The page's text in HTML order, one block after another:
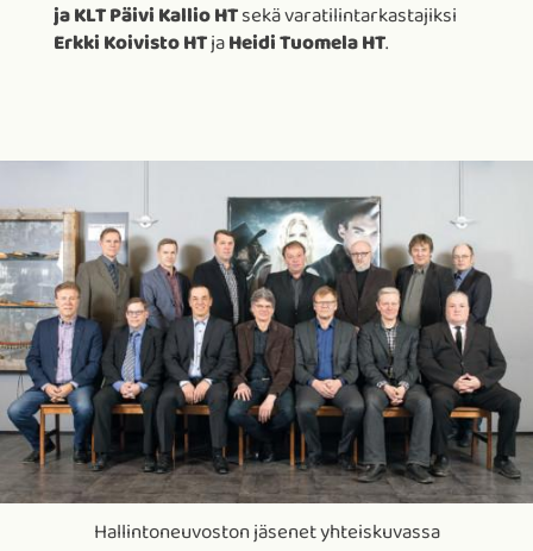
ja KLT Päivi Kallio HTsekä varatilintarkastajiksi
Erkki Koivisto HTjaHeidi Tuomela HT.
Hallintoneuvoston jäsenet yhteiskuvassa